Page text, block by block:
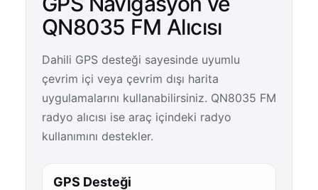
QN8035 FM Alıcısı
Dahili GPS desteği sayesinde uyumlu
çevrim içi veya çevrim dışı harita
uygulamalarını kullanabilirsiniz. QN8035 FM
radyo alıcısı ise araç içindeki radyo
kullanımını destekler.
GPS Desteği